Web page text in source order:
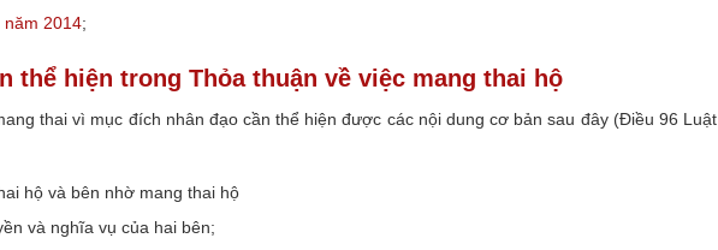
năm 2014;
thể hiện trong Thỏa thuận về việc mang thai hộ
thai vì mục đích nhân đạo cần thể hiện được các nội dung cơ bản sau đây (Điều 96 Luật
hộ và bên nhờ mang thai hộ
và nghĩa vụ của hai bên;